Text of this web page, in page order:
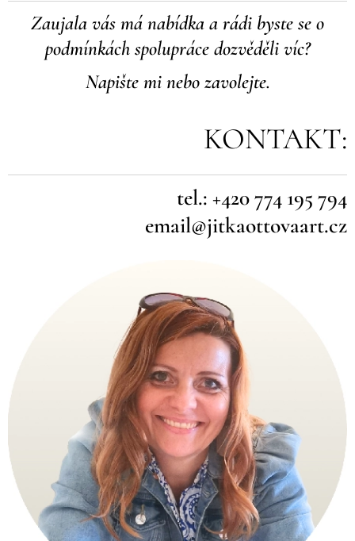
Zaujala vás má nabídka a rádi byste se o
podmínkách spolupráce dozvěděli víc?
Napište mi nebo zavolejte.
KONTAKT:
tel.: +420 774 195 794
email@jitkaottovaart.cz